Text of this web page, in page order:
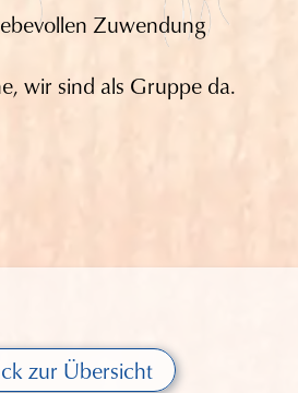
Zuwendung
wir sind als Gruppe da.
nicht.
zur Übersicht